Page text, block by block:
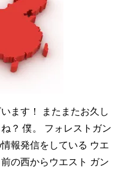
ます！ またまたお久し
？ 僕。 フォレストガン
報発信をしている ウエ
の西からウエスト ガン